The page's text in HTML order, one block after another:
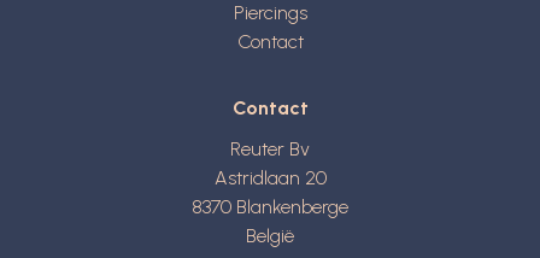
Piercings
Contact
Contact
Reuter Bv
Astridlaan 20
8370 Blankenberge
België